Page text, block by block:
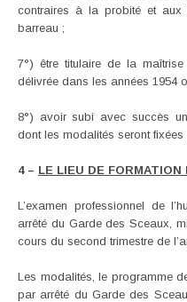
contraires à la probité et
barreau ;
7°) être titulaire de la
délivrée dans les années 1954
8°) avoir subi avec succès
dont les modalités seront fixées
4 – LE LIEU DE FORMATION
L’examen professionnel de
arrêté du Garde des Sceaux,
cours du second trimestre de
Les modalités, le programme
par arrêté du Garde des